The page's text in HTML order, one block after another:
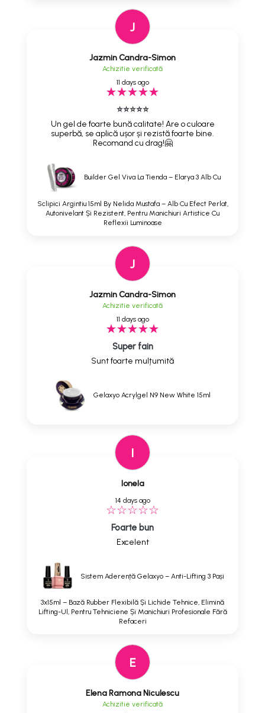
J
Jazmin Candra-Simon
Achizitie verificată
11 days ago
⭐⭐⭐⭐⭐
Un gel de foarte bună calitate! Are o culoare
superbă, se aplică ușor și rezistă foarte bine.
Recomand cu drag!🤗
Builder Gel Viva La Tienda – Elarya 3 Alb Cu
Sclipici Argintiu 15ml By Nelida Mustafa – Alb Cu Efect Perlat,
Autonivelant Și Rezistent, Pentru Manichiuri Artistice Cu
Reflexii Luminoase
J
Jazmin Candra-Simon
Achizitie verificată
11 days ago
Super fain
Sunt foarte mulțumită
Gelaxyo Acrylgel N9 New White 15ml
I
Ionela
14 days ago
Foarte bun
Excelent
Sistem Aderență Gelaxyo – Anti-Lifting 3 Pași
3x15ml – Bază Rubber Flexibilă Și Lichide Tehnice, Elimină
Lifting-Ul, Pentru Tehniciene Și Manichiuri Profesionale Fără
Refaceri
E
Elena Ramona Niculescu
Achizitie verificată